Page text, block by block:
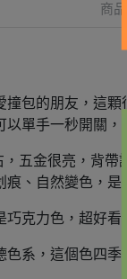
商品
撞包的朋友，這
以單手一秒開關
，五金很亮，背
痕、自然變色，
巧克力色，超好
系，這個色四季